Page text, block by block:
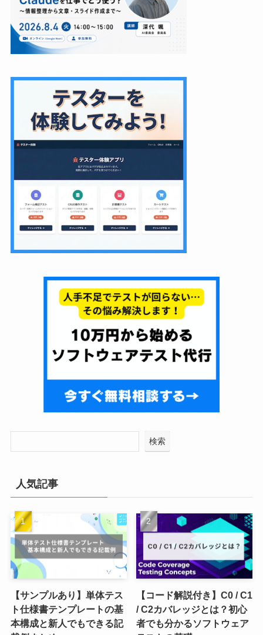
検索
人気記事
【サンプルあり】単体テス
ト仕様書テンプレートの基
本構成と新人でもできる記
【コード解説付き】C0 / C1
/ C2カバレッジとは？初心
者でも分かるソフトウェア